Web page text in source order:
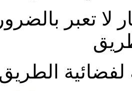
لا تعبر
الطريق